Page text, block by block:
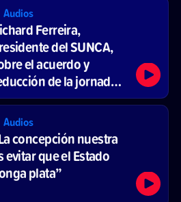
Audios
Ferreira,
del SUNCA,
el acuerdo y
de la jornada
Audios
concepción nuestra
evitar que el Estado
plata”